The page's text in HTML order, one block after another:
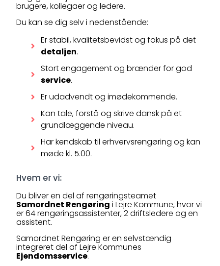
brugere, kollegaer og ledere.
Du kan se dig selv i nedenstående:
Er stabil, kvalitetsbevidst og fokus på det
detaljen.
Stort engagement og brænder for god
service.
Er udadvendt og imødekommende.
Kan tale, forstå og skrive dansk på et
grundlæggende niveau.
Har kendskab til erhvervsrengøring og kan
møde kl. 5.00.
Hvem er vi:
Du bliver en del af rengøringsteamet
Samordnet Rengøring i Lejre Kommune, hvor vi
er 64 rengøringsassistenter, 2 driftsledere og en
assistent.
Samordnet Rengøring er en selvstændig
integreret del af Lejre Kommunes
Ejendomsservice.